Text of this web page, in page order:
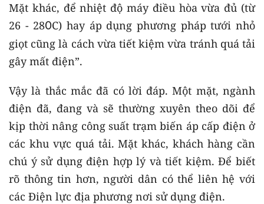
Mặt khác, để nhiệt độ máy điều hòa vừa đủ (từ
26 - 280C) hay áp dụng phương pháp tưới nhỏ
giọt cũng là cách vừa tiết kiệm vừa tránh quá tải
gây mất điện”.
Vậy là thắc mắc đã có lời đáp. Một mặt, ngành
điện đã, đang và sẽ thường xuyên theo dõi để
kịp thời nâng công suất trạm biến áp cấp điện ở
các khu vực quá tải. Mặt khác, khách hàng cần
chú ý sử dụng điện hợp lý và tiết kiệm. Để biết
rõ thông tin hơn, người dân có thể liên hệ với
các Điện lực địa phương nơi sử dụng điện.